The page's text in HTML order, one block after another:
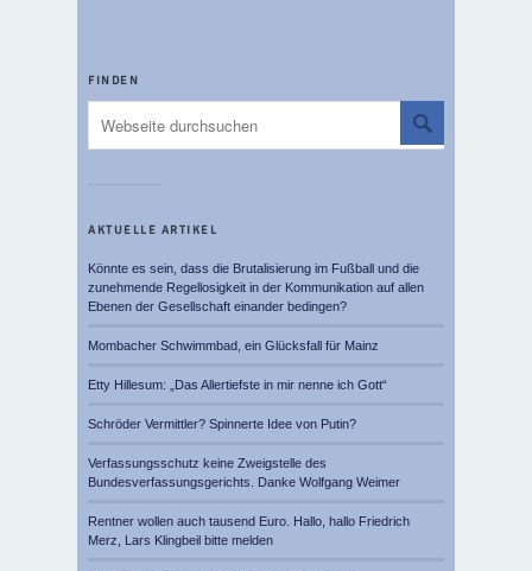
FINDEN
AKTUELLE ARTIKEL
Könnte es sein, dass die Brutalisierung im Fußball und die
zunehmende Regellosigkeit in der Kommunikation auf allen
Ebenen der Gesellschaft einander bedingen?
Mombacher Schwimmbad, ein Glücksfall für Mainz
Etty Hillesum: „Das Allertiefste in mir nenne ich Gott“
Schröder Vermittler? Spinnerte Idee von Putin?
Verfassungsschutz keine Zweigstelle des
Bundesverfassungsgerichts. Danke Wolfgang Weimer
Rentner wollen auch tausend Euro. Hallo, hallo Friedrich
Merz, Lars Klingbeil bitte melden